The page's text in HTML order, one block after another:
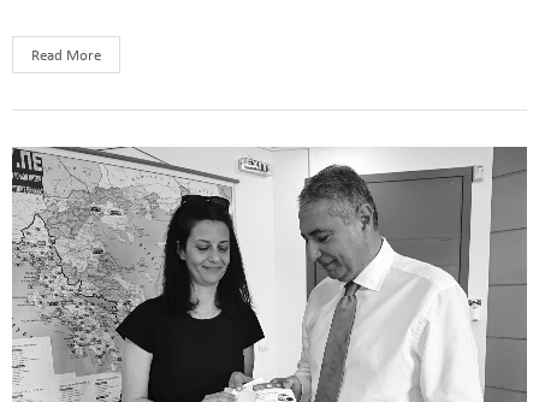
Read More